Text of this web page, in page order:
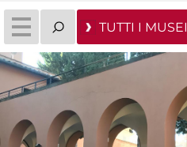
TUTTI I MUSEI